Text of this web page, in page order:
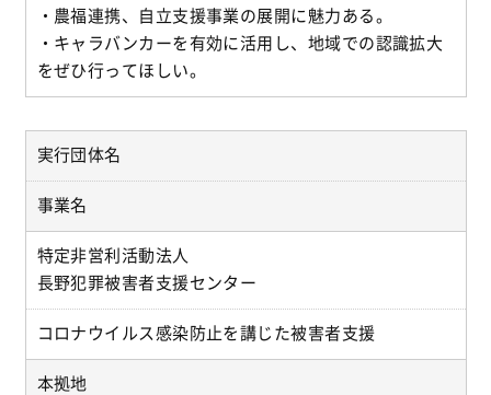
・農福連携、自立支援事業の展開に魅力ある。
・キャラバンカーを有効に活用し、地域での認識拡大
をぜひ行ってほしい。
実行団体名
事業名
特定非営利活動法人
長野犯罪被害者支援センター
コロナウイルス感染防止を講じた被害者支援
本拠地